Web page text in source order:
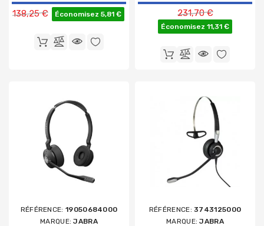
Prix de base
138,25 € Économisez 5,81 €
Prix de base
231,70 €
Économisez 11,31 €
RÉFÉRENCE: 19050684000
MARQUE:JABRA
RÉFÉRENCE:3743125000
MARQUE:JABRA